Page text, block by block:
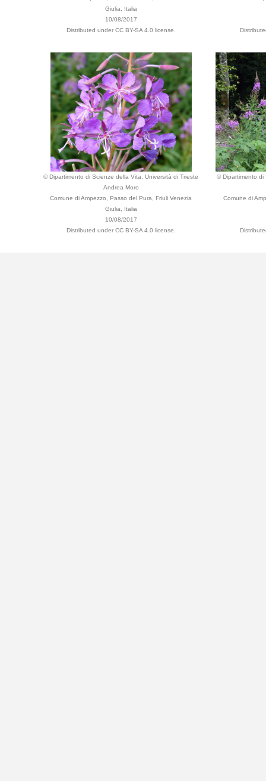
Giulia, Italia
10/08/2017
Distributed under CC BY-SA 4.0 license.
© Dipartimento di Scienze della Vita, Università di Trieste
Andrea Moro
Comune di Ampezzo, Passo del Pura, Friuli Venezia
Giulia, Italia
10/08/2017
Distributed under CC BY-SA 4.0 license.
© Dipartimento di
Comune di